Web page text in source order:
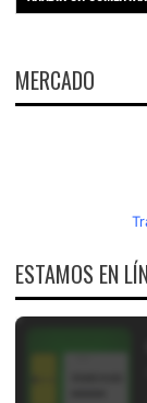
MERCADO
ESTAMOS EN